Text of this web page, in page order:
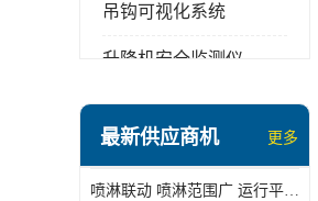
吊钩可视化系统
升降机安全监测仪
最新供应商机 更多
喷淋联动 喷淋范围广 运行平稳 噪音小